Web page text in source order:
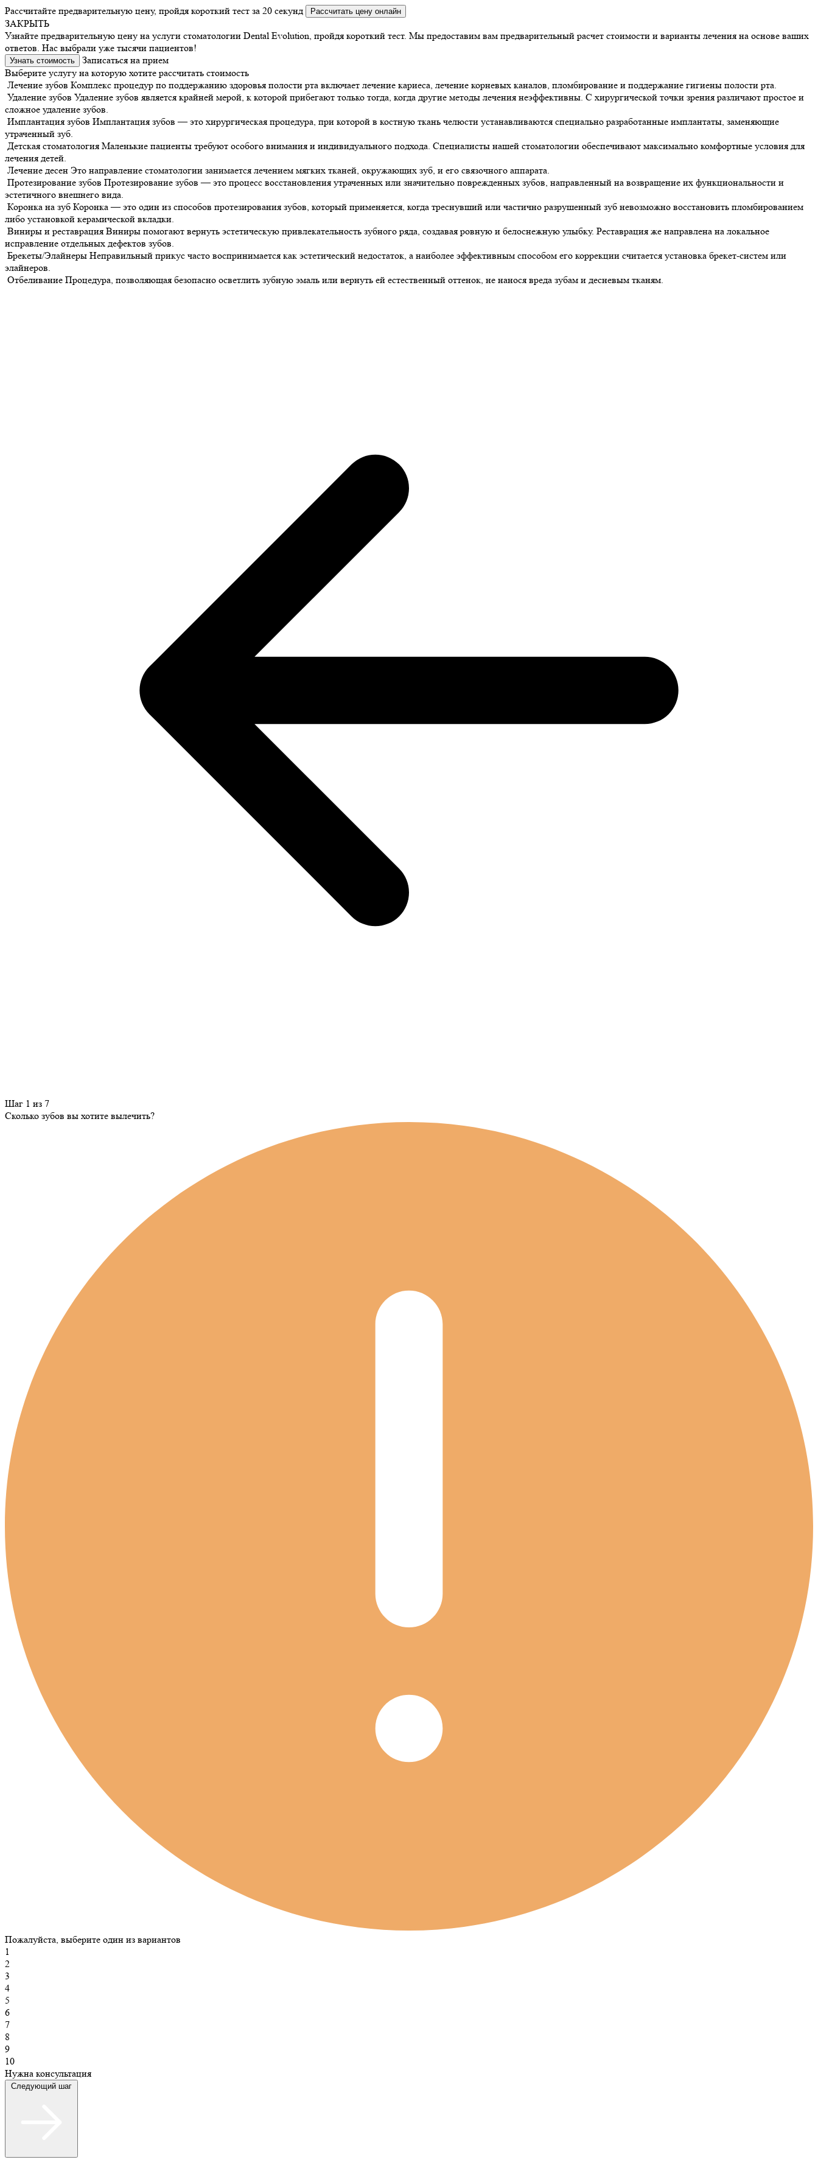
Рассчитайте предварительную цену, пройдя короткий тест за 20 секунд Рассчитать цену онлайн
ЗАКРЫТЬ
Узнайте предварительную цену на услуги стоматологии Dental Evolution, пройдя короткий тест. Мы предоставим вам предварительный расчет стоимости и варианты лечения на основе ваших
ответов. Нас выбрали уже тысячи пациентов!
Узнать стоимость
Записаться на прием
Выберите услугу на которую хотите рассчитать стоимость
Лечение зубов Комплекс процедур по поддержанию здоровья полости рта включает лечение кариеса, лечение корневых каналов, пломбирование и поддержание гигиены полости рта.
Удаление зубов Удаление зубов является крайней мерой, к которой прибегают только тогда, когда другие методы лечения неэффективны. С хирургической точки зрения различают простое и
сложное удаление зубов.
Имплантация зубов Имплантация зубов — это хирургическая процедура, при которой в костную ткань челюсти устанавливаются специально разработанные имплантаты, заменяющие
утраченный зуб.
Детская стоматология Маленькие пациенты требуют особого внимания и индивидуального подхода. Специалисты нашей стоматологии обеспечивают максимально комфортные условия для
лечения детей.
Лечение десен Это направление стоматологии занимается лечением мягких тканей, окружающих зуб, и его связочного аппарата.
Протезирование зубов Протезирование зубов — это процесс восстановления утраченных или значительно поврежденных зубов, направленный на возвращение их функциональности и
эстетичного внешнего вида.
Коронка на зуб Коронка — это один из способов протезирования зубов, который применяется, когда треснувший или частично разрушенный зуб невозможно восстановить пломбированием
либо установкой керамической вкладки.
Виниры и реставрация Виниры помогают вернуть эстетическую привлекательность зубного ряда, создавая ровную и белоснежную улыбку. Реставрация же направлена на локальное
исправление отдельных дефектов зубов.
Брекеты/Элайнеры Неправильный прикус часто воспринимается как эстетический недостаток, а наиболее эффективным способом его коррекции считается установка брекет-систем или
элайнеров.
Отбеливание Процедура, позволяющая безопасно осветлить зубную эмаль или вернуть ей естественный оттенок, не нанося вреда зубам и десневым тканям.
Шаг 1 из 7
Сколько зубов вы хотите вылечить?
Пожалуйста, выберите один из вариантов
1
2
3
4
5
6
7
8
9
10
Нужна консультация
Следующий шаг